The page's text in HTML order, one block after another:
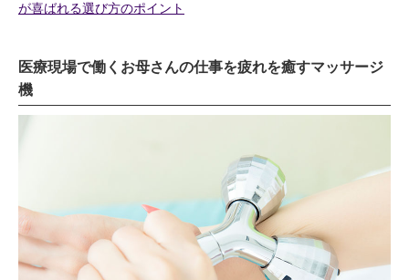
が喜ばれる選び方のポイント
医療現場で働くお母さんの仕事を疲れを癒すマッサージ
機